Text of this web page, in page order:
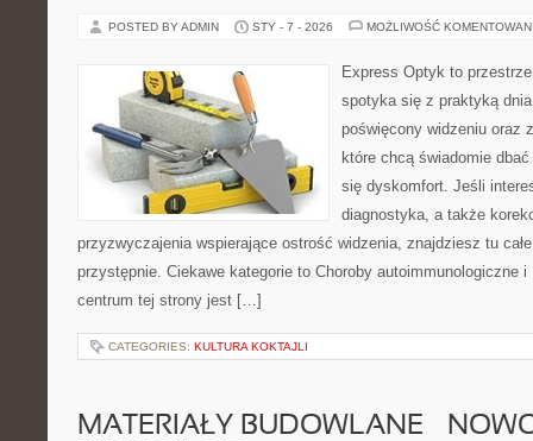
POSTED BY ADMIN STY - 7 - 2026 MOŻLIWOŚĆ
Express Optyk to
spotyka się z praktyką
poświęcony widzeniu oraz
które chcą świadomie
się dyskomfort. Jeśli
diagnostyka, a także
przyzwyczajenia wspierające ostrość widzenia, znajdziesz tu
przystępnie. Ciekawe kategorie to Choroby autoimmunologiczne
centrum tej strony jest […]
CATEGORIES: KULTURA KOKTAJLI
MATERIAŁY BUDOWLANE –